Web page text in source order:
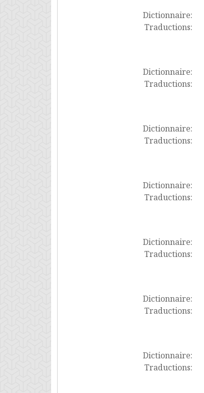
Dictionnaire:
Traductions:
Dictionnaire:
Traductions:
Dictionnaire:
Traductions:
Dictionnaire:
Traductions:
Dictionnaire:
Traductions:
Dictionnaire:
Traductions:
Dictionnaire:
Traductions: